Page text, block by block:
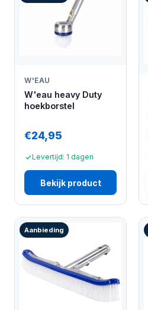
W'EAU
W'eau heavy Duty
hoekborstel
€24,95
Levertijd: 1 dagen
Bekijk product
Aanbieding